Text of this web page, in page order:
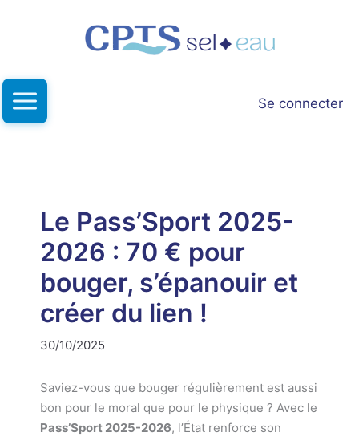
Se connecter
Le Pass’Sport 2025-
2026 : 70 € pour
bouger, s’épanouir et
créer du lien !
30/10/2025
Saviez-vous que bouger régulièrement est aussi
bon pour le moral que pour le physique ? Avec le
Pass’Sport 2025-2026, l’État renforce son